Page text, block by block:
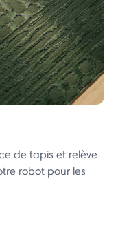
de tapis et relève
robot pour les